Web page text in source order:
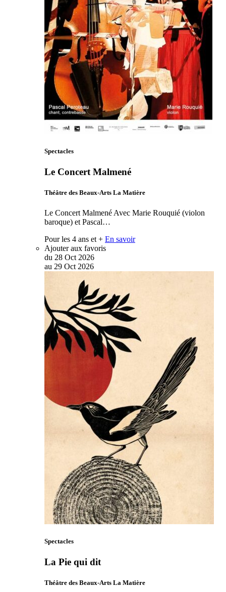
Spectacles
Le Concert Malmené
Théâtre des Beaux-Arts La Matière
Le Concert Malmené Avec Marie Rouquié (violon
baroque) et Pascal…
Pour les 4 ans et + En savoir
Ajouter aux favoris
du 28 Oct 2026
au 29 Oct 2026
Spectacles
La Pie qui dit
Théâtre des Beaux-Arts La Matière